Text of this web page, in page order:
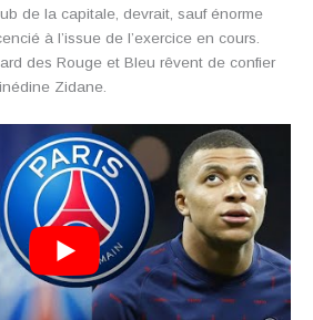
de la capitale, devrait, sauf énorme
à l’issue de l’exercice en cours.
des Rouge et Bleu rêvent de confier
Zidane.